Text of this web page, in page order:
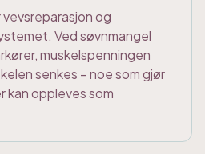
og
Ved søvnmangel
muskelspenningen
senkes – noe som gjør
kan oppleves som